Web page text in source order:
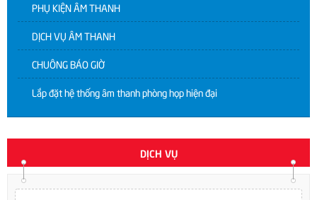
PHỤ KIỆN ÂM THANH
DỊCH VỤ ÂM THANH
CHUÔNG BÁO GIỜ
Lắp đặt hệ thống âm thanh phòng họp hiện đại
DỊCH VỤ